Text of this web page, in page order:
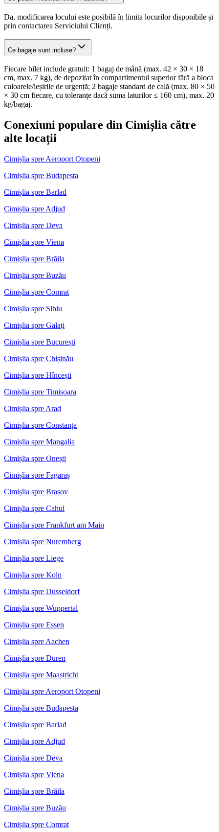
Da, modificarea locului este posibilă în limita locurilor disponibile și
prin contactarea Serviciului Clienți.
Ce bagaje sunt incluse?
Fiecare bilet include gratuit: 1 bagaj de mână (max. 42 × 30 × 18
cm, max. 7 kg), de depozitat în compartimentul superior fără a bloca
culoarele/ieșirile de urgență; 2 bagaje standard de cală (max. 80 × 50
× 30 cm fiecare, cu toleranțe dacă suma laturilor ≤ 160 cm), max. 20
kg/bagaj.
Conexiuni populare din Cimișlia către
alte locații
Cimișlia spre Aeroport Otopeni
Cimișlia spre Budapesta
Cimișlia spre Barlad
Cimișlia spre Adjud
Cimișlia spre Deva
Cimișlia spre Viena
Cimișlia spre Brăila
Cimișlia spre Buzău
Cimișlia spre Comrat
Cimișlia spre Sibiu
Cimișlia spre Galați
Cimișlia spre București
Cimișlia spre Chișinău
Cimișlia spre Hîncești
Cimișlia spre Timisoara
Cimișlia spre Arad
Cimișlia spre Constanța
Cimișlia spre Mangalia
Cimișlia spre Onești
Cimișlia spre Fagaraș
Cimișlia spre Brașov
Cimișlia spre Cahul
Cimișlia spre Frankfurt am Main
Cimișlia spre Nuremberg
Cimișlia spre Liege
Cimișlia spre Koln
Cimișlia spre Dusseldorf
Cimișlia spre Wuppertal
Cimișlia spre Essen
Cimișlia spre Aachen
Cimișlia spre Duren
Cimișlia spre Maastricht
Cimișlia spre Aeroport Otopeni
Cimișlia spre Budapesta
Cimișlia spre Barlad
Cimișlia spre Adjud
Cimișlia spre Deva
Cimișlia spre Viena
Cimișlia spre Brăila
Cimișlia spre Buzău
Cimișlia spre Comrat